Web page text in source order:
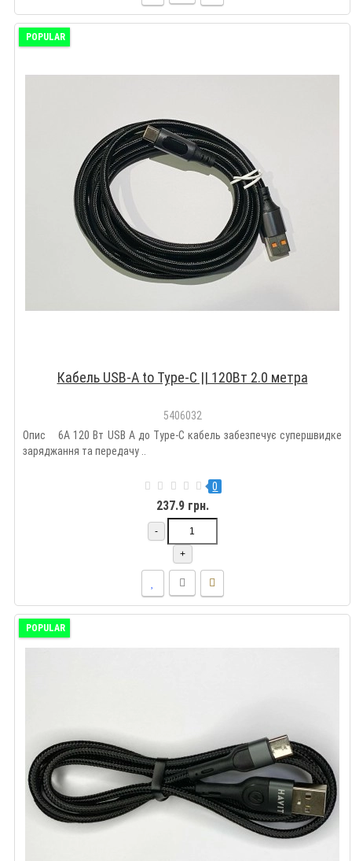
POPULAR
Кабель USB-A to Type-C || 120Вт 2.0 метра
5406032
Опис 6A 120 Вт USB A до Type-C кабель забезпечує супершвидке
заряджання та передачу ..
0
237.9 грн.
-
+
POPULAR